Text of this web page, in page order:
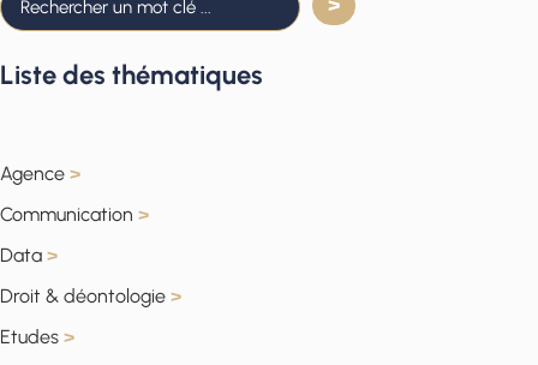
Liste des thématiques
Agence >
Communication >
Data >
Droit & déontologie >
Etudes >